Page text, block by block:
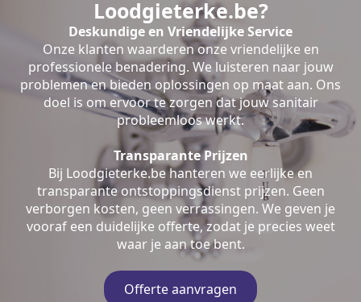
Loodgieterke.be?
Deskundige en Vriendelijke Service
Onze klanten waarderen onze vriendelijke en
professionele benadering. We luisteren naar jouw
problemen en bieden oplossingen op maat aan. Ons
doel is om ervoor te zorgen dat jouw sanitair
probleemloos werkt.
Transparante Prijzen
Bij Loodgieterke.be hanteren we eerlijke en
transparante ontstoppingsdienst prijzen. Geen
verborgen kosten, geen verrassingen. We geven je
vooraf een duidelijke offerte, zodat je precies weet
waar je aan toe bent.
Offerte aanvragen